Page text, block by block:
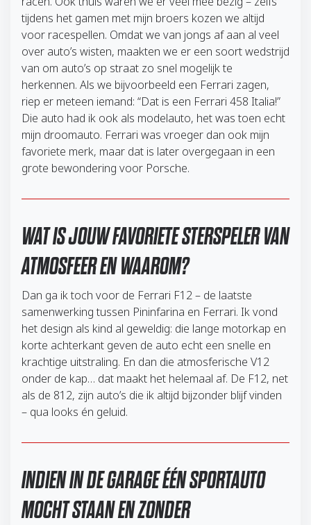
tijdens het gamen met mijn broers kozen we altijd
voor racespellen. Omdat we van jongs af aan al veel
over auto’s wisten, maakten we er een soort wedstrijd
van om auto’s op straat zo snel mogelijk te
herkennen. Als we bijvoorbeeld een Ferrari zagen,
riep er meteen iemand: “Dat is een Ferrari 458 Italia!”
Die auto had ik ook als modelauto, het was toen echt
mijn droomauto. Ferrari was vroeger dan ook mijn
favoriete merk, maar dat is later overgegaan in een
grote bewondering voor Porsche.
WAT IS JOUW FAVORIETE STERSPELER VAN
ATMOSFEER EN WAAROM?
Dan ga ik toch voor de Ferrari F12 – de laatste
samenwerking tussen Pininfarina en Ferrari. Ik vond
het design als kind al geweldig: die lange motorkap en
korte achterkant geven de auto echt een snelle en
krachtige uitstraling. En dan die atmosferische V12
onder de kap… dat maakt het helemaal af. De F12, net
als de 812, zijn auto’s die ik altijd bijzonder blijf vinden
– qua looks én geluid.
INDIEN IN DE GARAGE ÉÉN SPORTAUTO
MOCHT STAAN EN ZONDER